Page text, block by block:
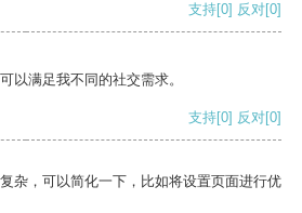
支持[0] 反对[0]
以满足我不同的社交需求。
支持[0] 反对[0]
杂，可以简化一下，比如将设置页面进行优